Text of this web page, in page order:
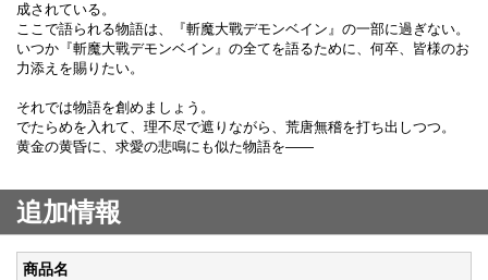
成されている。
ここで語られる物語は、『斬魔大戰デモンベイン』の一部に過ぎない。
いつか『斬魔大戰デモンベイン』の全てを語るために、何卒、皆様のお
力添えを賜りたい。
それでは物語を創めましょう。
でたらめを入れて、理不尽で遮りながら、荒唐無稽を打ち出しつつ。
黄金の黄昏に、求愛の悲鳴にも似た物語を――
追加情報
商品名